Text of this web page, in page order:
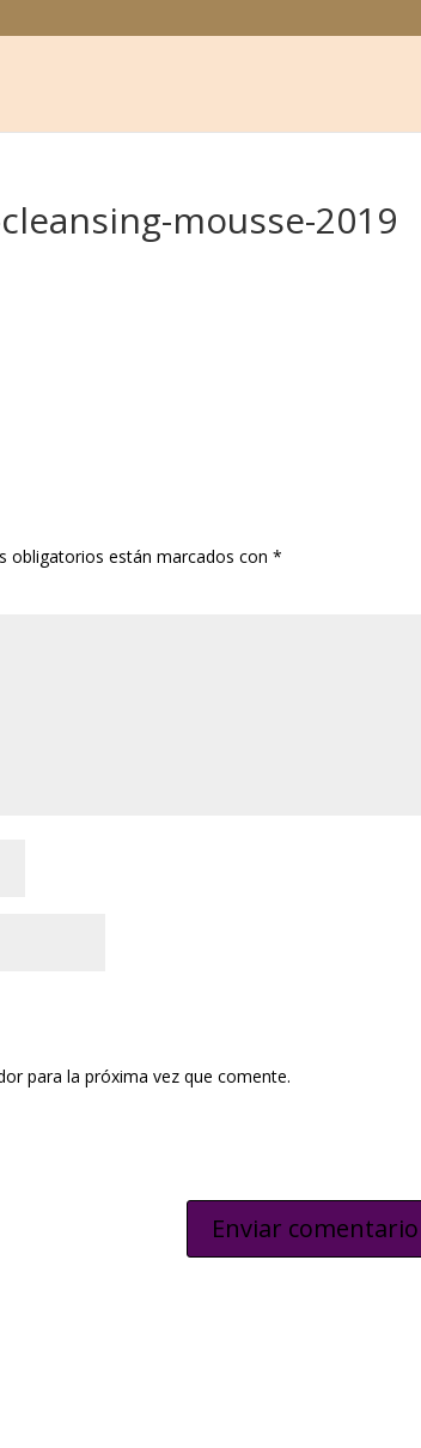
mousse-2019
obligatorios están marcados con*
para la próxima vez que comente.